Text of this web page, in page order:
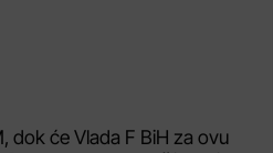
dok će Vlada F BiH za ovu